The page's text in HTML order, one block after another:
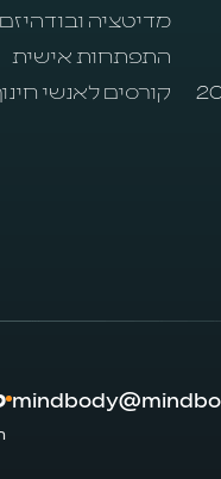
מדיטציה ובודהיזם
התפתחות אישית
קורסים לאנשי